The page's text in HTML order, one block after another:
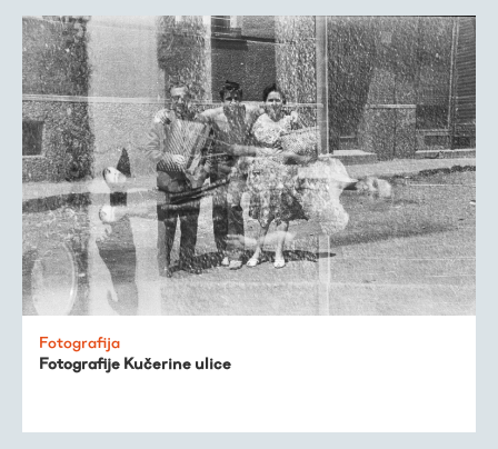
Fotografija
Fotografije Kučerine ulice